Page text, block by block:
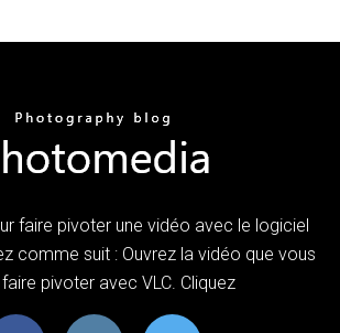
faire pivoter une vidéo avec le logiciel
comme suit : Ouvrez la vidéo que vous
pivoter avec VLC. Cliquez